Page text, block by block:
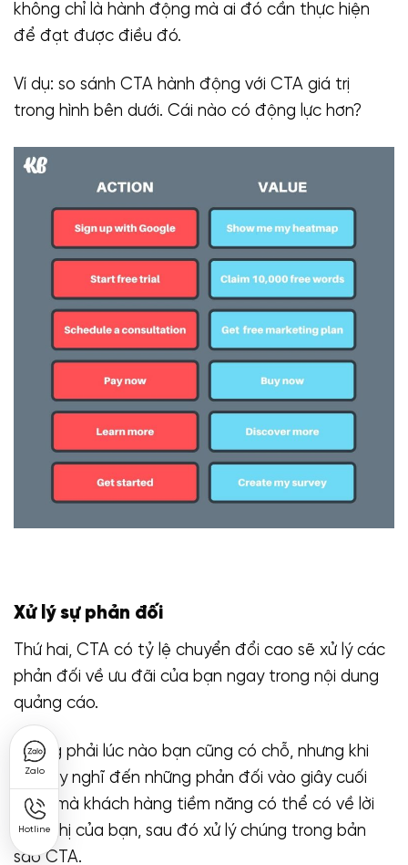
không chỉ là hành động mà ai đó cần thực hiện
để đạt được điều đó.
Ví dụ: so sánh CTA hành động với CTA giá trị
trong hình bên dưới. Cái nào có động lực hơn?
Xử lý sự phản đối
Thứ hai, CTA có tỷ lệ chuyển đổi cao sẽ xử lý các
phản đối về ưu đãi của bạn ngay trong nội dung
quảng cáo.
Không phải lúc nào bạn cũng có chỗ, nhưng khi
có, hãy nghĩ đến những phản đối vào giây cuối
cùng mà khách hàng tiềm năng có thể có về lời
đề nghị của bạn, sau đó xử lý chúng trong bản
sao CTA.
Zalo
Hotline